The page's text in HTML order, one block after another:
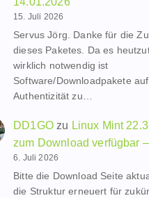
15. Juli 2026
Servus Jörg. Danke für die
dieses Paketes. Da es
wirklich notwendig ist
Software/Downloadpakete
Authentizität zu…
DD1GOzu Linux Mint
zum Download verfügbar
6. Juli 2026
Bitte die Download Seite
die Struktur erneuert für